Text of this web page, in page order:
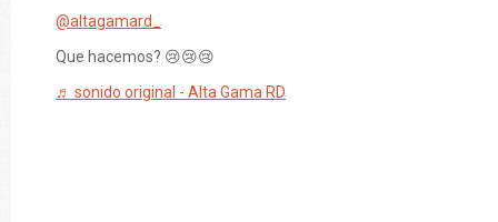
@altagamard_
Que hacemos? 😢😢😢
♬ sonido original - Alta Gama RD